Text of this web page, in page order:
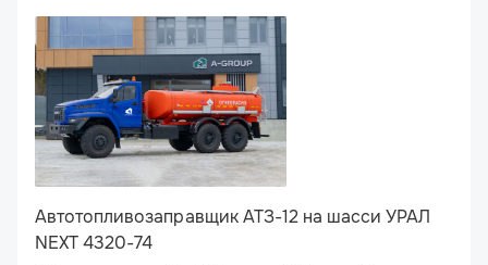
Автотопливозаправщик АТЗ-12 на шасси УРАЛ
NEXT 4320-74